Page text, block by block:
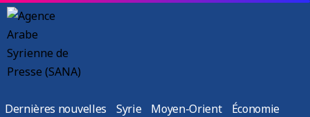
Dernières nouvelles Syrie Moyen-Orient Économie